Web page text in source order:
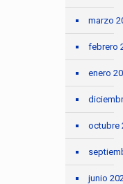
marzo
febrero
enero
octubre
junio